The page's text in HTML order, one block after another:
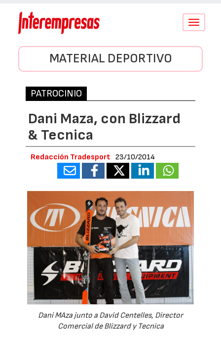
Conmutar
MATERIAL DEPORTIVO
PATROCINIO
Dani Maza, con Blizzard
& Tecnica
Redacción Tradesport 23/10/2014
Dani MAza junto a David Centelles, Director
Comercial de Blizzard y Tecnica